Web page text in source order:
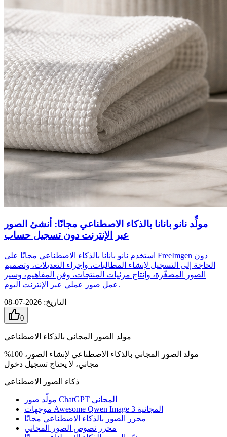
مولِّد نانو بانانا بالذكاء الاصطناعي مجانًا: أنشئ الصور
عبر الإنترنت دون تسجيل حساب
استخدم نانو بانانا بالذكاء الاصطناعي مجانًا على FreeImgen دون
الحاجة إلى التسجيل لإنشاء المطالبات، وإجراء التعديلات، وتصميم
الصور المصغّرة، وإنتاج مرئيات المنتجات، وفن المفاهيم، وسير
عمل صور عملي عبر الإنترنت اليوم.
التاريخ:
2026-07-08
0
مولد الصور المجاني بالذكاء الاصطناعي
مولد الصور المجاني بالذكاء الاصطناعي لإنشاء الصور، 100%
مجاني، لا يحتاج تسجيل دخول
ذكاء الصور الاصطناعي
مولّد صور ChatGPT المجاني
موجهات Awesome Qwen Image 3 المجانية
محرر الصور بالذكاء الاصطناعي مجانًا
محرر نصوص الصور المجاني